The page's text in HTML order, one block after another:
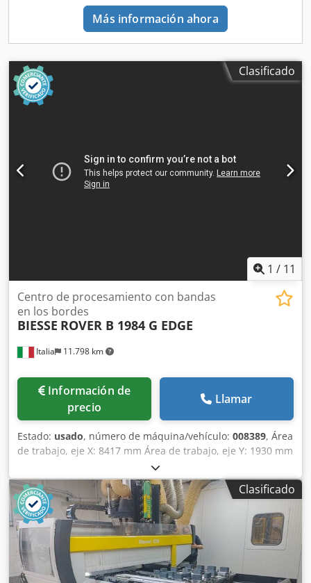
Más información ahora
Clasificado
1 / 11
Italia 11.798 km
Centro de procesamiento con bandas
en los bordes
BIESSE ROVER B 1984 G EDGE
Información de
precio
Llamar
Estado: usado, número de máquina/vehículo: 008389, Área
de trabajo, eje X: 8417 mm Área de trabajo, eje Y: 1930 mm
Superficie de trabajo: con soportes de consola con sistema
de vacío Potencia del husillo principal: 13,2 kW Número de
ejes controlados: 4 ejes Djdpeyqxxrjfx Ab Aeck Altura
máxima del borde: 60 mm Número de husillos de
perforación: 39 Número de posiciones para herramientas:
22
Clasificado